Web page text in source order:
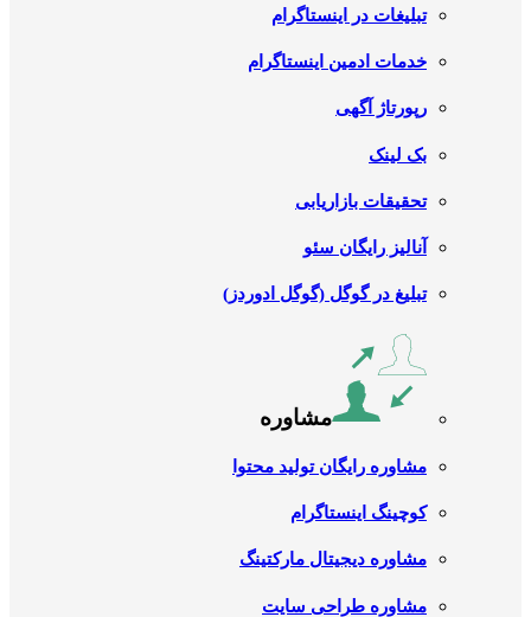
تبلیغات در اینستاگرام
خدمات ادمین اینستاگرام
رپورتاژ آگهی
بک لینک
تحقیقات بازاریابی
آنالیز رایگان سئو
تبلیغ در گوگل (گوگل ادوردز)
مشاوره
مشاوره رایگان تولید محتوا
کوچینگ اینستاگرام
مشاوره دیجیتال مارکتینگ
مشاوره طراحی سایت